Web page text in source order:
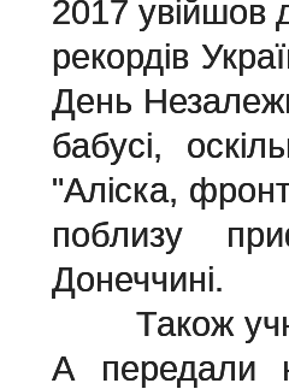
2017 увійшов
рекордів
День
бабусі,
"Аліска,
поблизу
Донеччині.
Також учні
А передали